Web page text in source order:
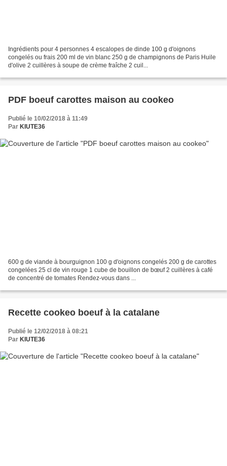
Ingrédients pour 4 personnes 4 escalopes de dinde 100 g d'oignons
congelés ou frais 200 ml de vin blanc 250 g de champignons de Paris Huile
d'olive 2 cuillères à soupe de crème fraîche 2 cuil...
PDF boeuf carottes maison au cookeo
Publié le 10/02/2018 à 11:49
Par KIUTE36
600 g de viande à bourguignon 100 g d'oignons congelés 200 g de carottes
congelées 25 cl de vin rouge 1 cube de bouillon de bœuf 2 cuillères à café
de concentré de tomates Rendez-vous dans ...
Recette cookeo boeuf à la catalane
Publié le 12/02/2018 à 08:21
Par KIUTE36